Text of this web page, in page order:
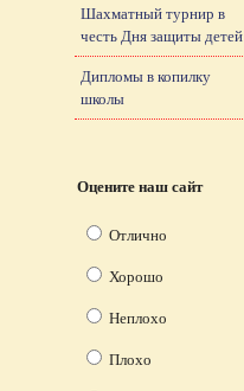
Шахматный турнир в
честь Дня защиты детей
Дипломы в копилку
школы
Оцените наш сайт
Отлично
Хорошо
Неплохо
Плохо